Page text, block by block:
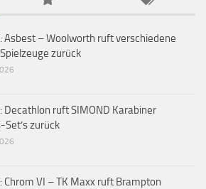
Asbest – Woolworth ruft verschiedene
zurück
Decathlon ruft SIMOND Karabiner
Set’s zurück
Chrom VI – TK Maxx ruft Brampton